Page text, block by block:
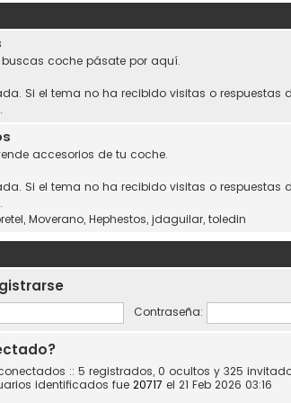
buscas coche pásate por aquí.
Si el tema no ha recibido visitas o respuestas
accesorios de tu coche.
Si el tema no ha recibido visitas o respuestas
, Moverano, Hephestos, jdaguilar, toledin
Contraseña:
:: 5 registrados, 0 ocultos y 325
identificados fue 20717 el 21 Feb 2026 03:16